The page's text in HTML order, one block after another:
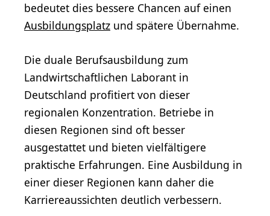
bedeutet dies bessere Chancen auf einen
Ausbildungsplatz und spätere Übernahme.
Die duale Berufsausbildung zum
Landwirtschaftlichen Laborant in
Deutschland profitiert von dieser
regionalen Konzentration. Betriebe in
diesen Regionen sind oft besser
ausgestattet und bieten vielfältigere
praktische Erfahrungen. Eine Ausbildung in
einer dieser Regionen kann daher die
Karriereaussichten deutlich verbessern.